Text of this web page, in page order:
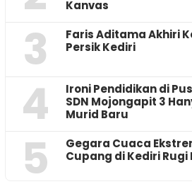
Kanvas
3
Faris Aditama Akhiri
Persik Kediri
4
Ironi Pendidikan di
SDN Mojongapit 3
Murid Baru
5
‎Gegara Cuaca
Cupang di Kediri